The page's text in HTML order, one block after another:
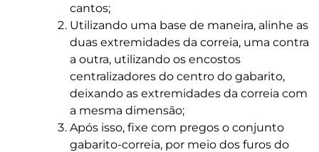
cantos;
Utilizando uma base de maneira, alinhe as
duas extremidades da correia, uma contra
a outra, utilizando os encostos
centralizadores do centro do gabarito,
deixando as extremidades da correia com
a mesma dimensão;
Após isso, fixe com pregos o conjunto
gabarito-correia, por meio dos furos do